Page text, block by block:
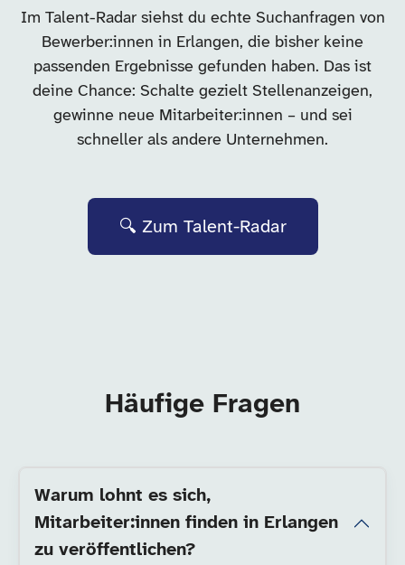
Im Talent-Radar siehst du echte Suchanfragen von
Bewerber:innen in Erlangen, die bisher keine
passenden Ergebnisse gefunden haben. Das ist
deine Chance: Schalte gezielt Stellenanzeigen,
gewinne neue Mitarbeiter:innen – und sei
schneller als andere Unternehmen.
🔍 Zum Talent-Radar
Häufige Fragen
Warum lohnt es sich,
Mitarbeiter:innen finden in Erlangen
zu veröffentlichen?